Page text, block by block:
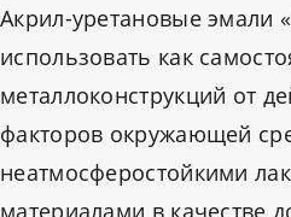
Акрил-уретановые эмали
использовать как
металлоконструкций от
факторов окружающей
неатмосферостойкими
материалами в качестве